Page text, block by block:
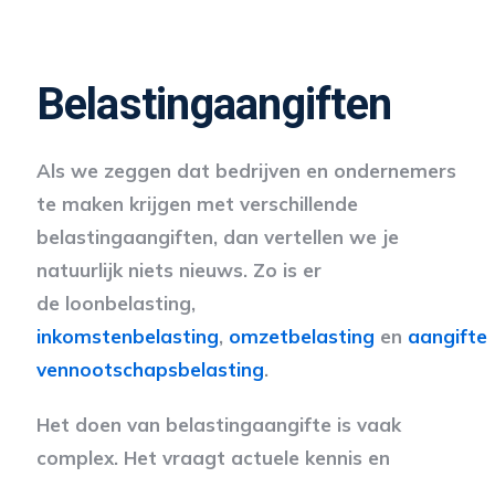
Belastingaangiften
Als we zeggen dat bedrijven en ondernemers
te maken krijgen met verschillende
belastingaangiften, dan vertellen we je
natuurlijk niets nieuws. Zo is er
de loonbelasting,
inkomstenbelasting, omzetbelasting en aangifte
vennootschapsbelasting.
Het doen van belastingaangifte is vaak
complex. Het vraagt actuele kennis en